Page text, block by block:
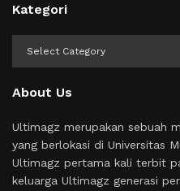
Kategori
About Us
Ultimagz merupakan sebuah
yang berlokasi di Universitas
Ultimagz pertama kali terbit
keluarga Ultimagz generasi